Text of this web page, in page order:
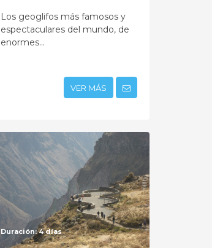
Los geoglifos más famosos y
espectaculares del mundo, de
enormes...
VER MÁS
Duración: 4 días